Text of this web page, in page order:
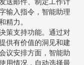
输入指令，智能助理
精力。
策支持功能。通过对
供有价值的洞见和建
议安排方面，智能助
用情况，自动选择最